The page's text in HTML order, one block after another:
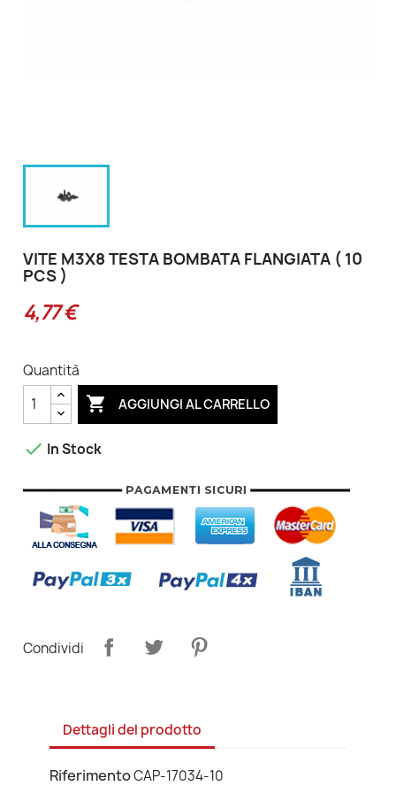
VITE M3X8 TESTA BOMBATA FLANGIATA ( 10
PCS )
4,77 €
Quantità
 AGGIUNGI AL CARRELLO
 In Stock
Condividi
Dettagli del prodotto
RiferimentoCAP-17034-10